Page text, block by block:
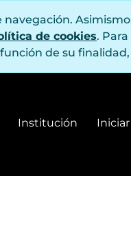
de cookies.
de su finalidad,
Institución
Institución